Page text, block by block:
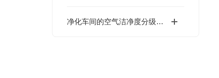
净化车间的空气洁净度分级标准有哪些